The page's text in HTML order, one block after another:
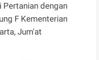
Pertanian dengan
F Kementerian
Jum'at